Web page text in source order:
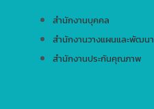
สำนักงานบุคคล
สำนักงานวางแผนและพัฒนา
สำนักงานประกันคุณภาพ